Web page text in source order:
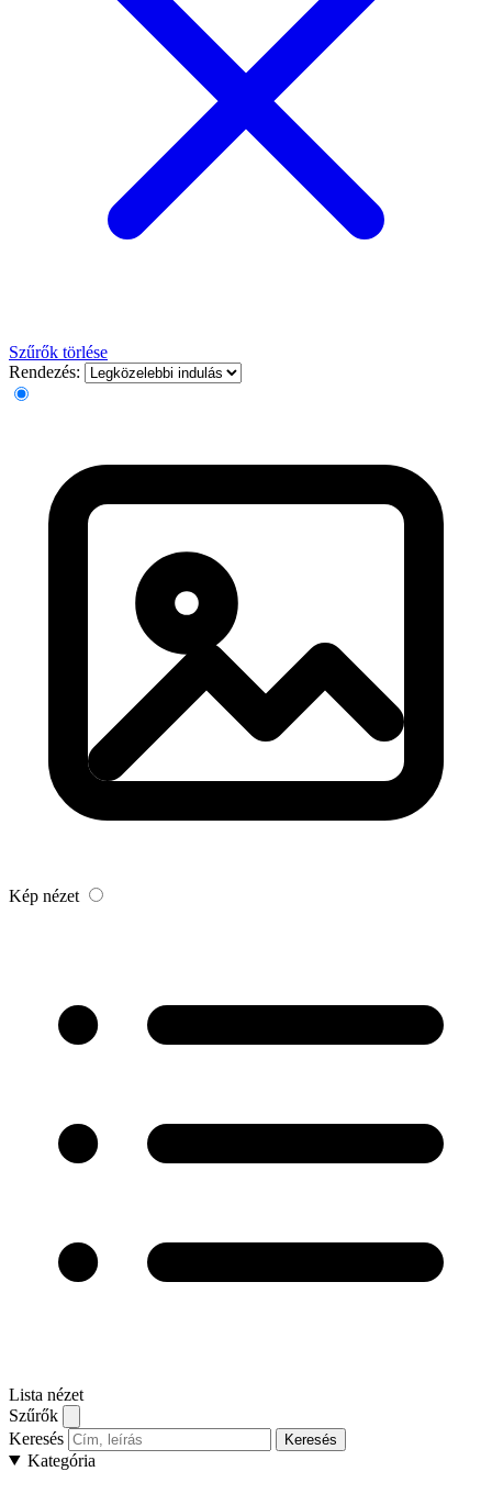
Szűrők törlése
Rendezés:
Kép nézet
Lista nézet
Szűrők
Keresés
Keresés
Kategória